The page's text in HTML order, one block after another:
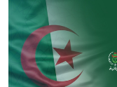
Skip to main content